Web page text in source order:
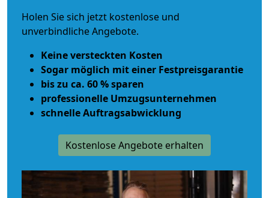
Holen Sie sich jetzt kostenlose und
unverbindliche Angebote.
Keine versteckten Kosten
Sogar möglich mit einer Festpreisgarantie
bis zu ca. 60 % sparen
professionelle Umzugsunternehmen
schnelle Auftragsabwicklung
Kostenlose Angebote erhalten